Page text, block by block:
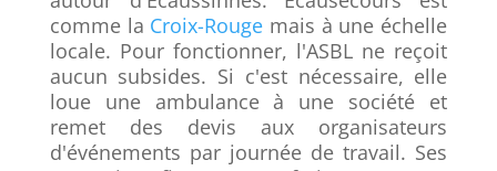
comme la Croix-Rouge mais à une échelle
locale. Pour fonctionner, l'ASBL ne reçoit
aucun subsides. Si c'est nécessaire, elle
loue une ambulance à une société et
remet des devis aux organisateurs
d'événements par journée de travail. Ses